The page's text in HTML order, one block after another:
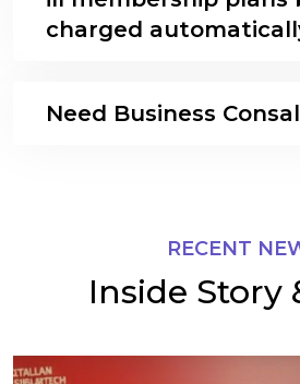
charged
Need Business
RECENT
Inside Story